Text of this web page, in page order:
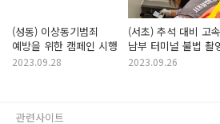
(성동) 이상동기범죄
예방을 위한 캠페인 시행
2023.09.28
(서초) 추석 대비 고
남부 터미널 불법 촬
카메라 합동점검
2023.09.26
관련사이트